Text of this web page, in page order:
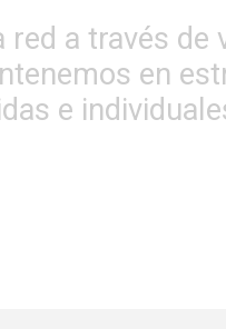
red a través
en
e